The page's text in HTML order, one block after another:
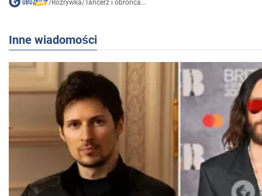
/Rozrywka/Tancerz i obrońca...
Inne wiadomości